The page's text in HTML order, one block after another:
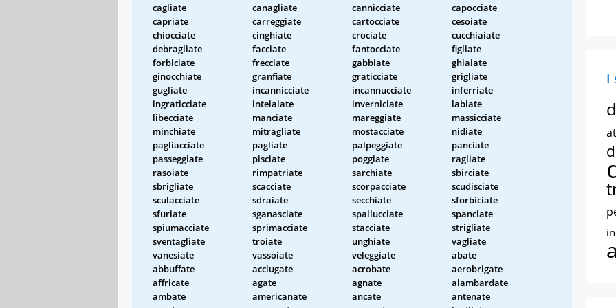
cagliate canagliate cannicciate
capocciate
capriate
carreggiate cartocciate
cesoiate
chiocciate
cinghiate crociate
cucchiaiate
debragliate
facciate fantocciate
figliate
forbiciate
frecciate gabbiate
ghiaiate
ginocchiate
granfiate graticciate
grigliate
gugliate
incannicciate incannucciate
inferriate
ingraticciate
intelaiate inverniciate
labiate
libecciate
manciate mareggiate
massicciate
minchiate
mitragliate mostacciate
nidiate
pagliacciate
pagliate palpeggiate
panciate
passeggiate
pisciate poggiate
ragliate
rasoiate
rimpatriate sarchiate
sbirciate
sbrigliate
scacciate scorpacciate
scudisciate
sculacciate
sdraiate secchiate
sforbiciate
sfuriate
sganasciate spallucciate
spanciate
spiumacciate
sprimacciate stacciate
strigliate
sventagliate
troiate unghiate
vagliate
vanesiate
vassoiate veleggiate
abate
abbuffate
acciugate acrobate
aerobrigate
affricate
agate agnate
alambardate
ambate
americanate ancate
antenate
I